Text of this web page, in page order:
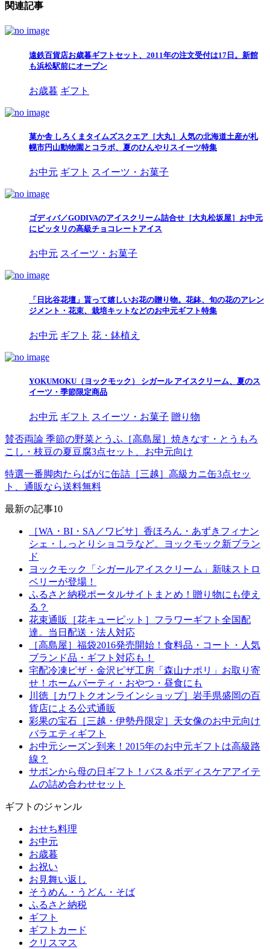
関連記事
遠鉄百貨店お歳暮ギフトセット、2011年の注文受付は17日。新館
も浜松駅前にオープン
お歳暮 ギフト
菓か舎 しろくまタイムズスクエア［大丸］人気の北海道土産が札
幌市円山動物園とコラボ、夏のひんやりスイーツ特集
お中元 ギフト スイーツ・お菓子
ゴディバ／GODIVAのアイスクリーム詰合せ［大丸松坂屋］お中元
にピッタリの高級チョコレートアイス
お中元 スイーツ・お菓子
「日比谷花壇」貰って嬉しいお花の贈り物。花鉢、旬の花のアレン
ジメント・花束、栽培キットなどのお中元ギフト特集
お中元 ギフト 花・鉢植え
YOKUMOKU（ヨックモック） シガール アイスクリーム、夏のス
イーツ・季節限定商品
お中元 ギフト スイーツ・お菓子 贈り物
賛否両論 季節の野菜とうふ［高島屋］焼きなす・とうもろ
こし・枝豆の夏豆腐3点セット、お中元向け
特選一番脚肉たらばがに缶詰［三越］高級カニ缶3点セッ
ト、通販なら送料無料
最新の記事10
［WA・BI・SA／ワビサ］香ほろん・あずきフィナン
シェ・しっとりショコラなど。ヨックモック新ブラン
ド
ヨックモック「シガールアイスクリーム」新味ストロ
ベリーが登場！
ふるさと納税ポータルサイトまとめ！贈り物にも使え
る？
花束通販［花キューピット］フラワーギフト全国配
達。当日配送・法人対応
［高島屋］福袋2016発売開始！食料品・コート・人気
ブランド品・ギフト対応も！
宅配冷凍ピザ・金沢ピザ工房「森山ナポリ」お取り寄
せ！ホームパーティ・おやつ・昼食にも
川徳［カワトクオンラインショップ］岩手県盛岡の百
貨店による公式通販
彩果の宝石［三越・伊勢丹限定］天女像のお中元向け
バラエティギフト
お中元シーズン到来！2015年のお中元ギフトは高級路
線？
サボンから母の日ギフト！バス＆ボディスケアアイテ
ムの詰め合わせセット
ギフトのジャンル
おせち料理
お中元
お歳暮
お祝い
お見舞い返し
そうめん・うどん・そば
ふるさと納税
ギフト
ギフトカード
クリスマス